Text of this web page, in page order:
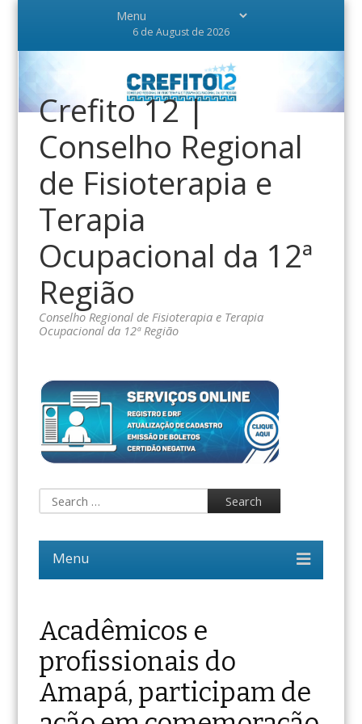
6 de August de 2026
Crefito 12 |
Conselho Regional
de Fisioterapia e
Terapia
Ocupacional da 12ª
Região
Conselho Regional de Fisioterapia e Terapia
Ocupacional da 12ª Região
Acadêmicos e
profissionais do
Amapá, participam de